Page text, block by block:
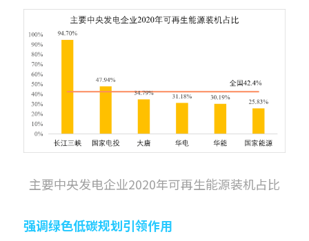
主要中央发电企业2020年可再生能源装机占比
强调绿色低碳规划引领作用